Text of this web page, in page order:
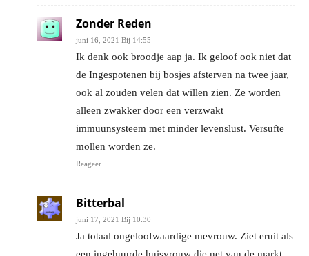
Zonder Reden
juni 16, 2021 Bij 14:55
Ik denk ook broodje aap ja. Ik geloof ook niet dat
de Ingespotenen bij bosjes afsterven na twee jaar,
ook al zouden velen dat willen zien. Ze worden
alleen zwakker door een verzwakt
immuunsysteem met minder levenslust. Versufte
mollen worden ze.
Reageer
Bitterbal
juni 17, 2021 Bij 10:30
Ja totaal ongeloofwaardige mevrouw. Ziet eruit als